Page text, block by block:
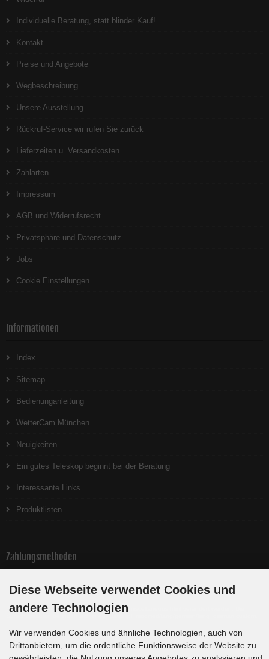
Individuelle Beratung, statt blinder Kauf!
Kontakt
Preise und Angebote
Wegbeschreibung
Unsere Ausstellung
Rückruf-Service wir rufen Sie zurück
Lieferzeiten u. Versandkosten
Zahlarten
Impressum
AGB und Widerrufsrecht
Privatsphäre und Datenschutz
Jobs
Cookie Einstellungen
Informationen
Index
Sitemap
Bedienunganleitung
WetterCam München
Neuigkeiten
Ein gutes Teleskop beginnt bei der Beratung
Interessante Links
Produktlisten
Zahlungsmethoden
Die Box kann unter tpl_modified/boxes/box_miscellaneous.html verändert werden. Die
Sprachvariablen befinden sich in der Datei tpl_modified/lang/german/lang_german.custom.
Diese Webseite verwendet Cookies und
andere Technologien
Wir verwenden Cookies und ähnliche Technologien, auch von
Drittanbietern, um die ordentliche Funktionsweise der Website zu